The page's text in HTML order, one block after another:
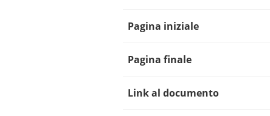
Pagina iniziale
Pagina finale
Link al documento